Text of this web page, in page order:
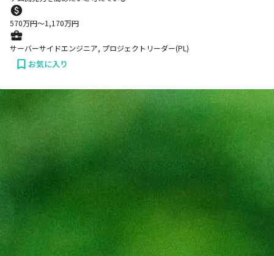
570万円〜1,170万円
サーバーサイドエンジニア, プロジェクトリーダー(PL)
お気に入り